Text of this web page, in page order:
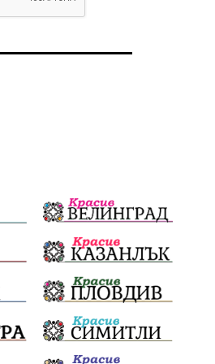
общински съвет
Любов
Борисов